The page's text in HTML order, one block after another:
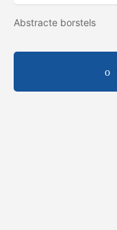
Abstracte borstels